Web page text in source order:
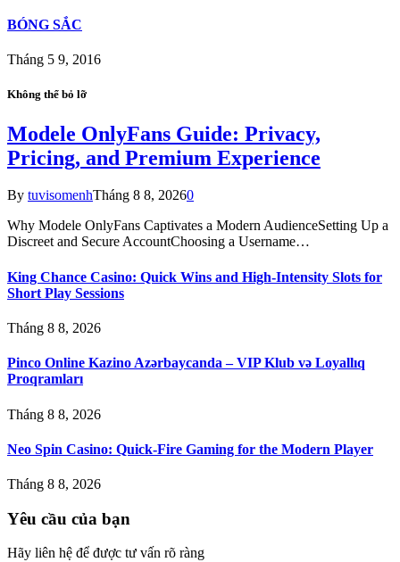
BÓNG SẮC
Tháng 5 9, 2016
Không thể bỏ lỡ
Modele OnlyFans Guide: Privacy,
Pricing, and Premium Experience
By tuvisomenhTháng 8 8, 20260
Why Modele OnlyFans Captivates a Modern AudienceSetting Up a
Discreet and Secure AccountChoosing a Username…
King Chance Casino: Quick Wins and High-Intensity Slots for
Short Play Sessions
Tháng 8 8, 2026
Pinco Online Kazino Azərbaycanda – VIP Klub və Loyallıq
Proqramları
Tháng 8 8, 2026
Neo Spin Casino: Quick‑Fire Gaming for the Modern Player
Tháng 8 8, 2026
Yêu cầu của bạn
Hãy liên hệ để được tư vấn rõ ràng